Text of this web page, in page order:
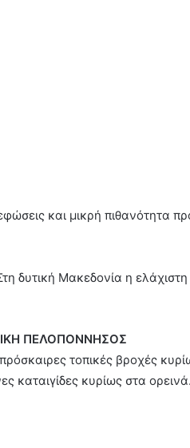
και μικρή πιθανότητα
δυτική Μακεδονία η
ΠΕΛΟΠΟΝΝΗΣΟΣ
τοπικές βροχές
καταιγίδες κυρίως στα ορεινά.